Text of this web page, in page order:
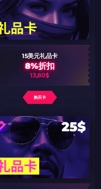
15美元礼品卡
8%折扣
13,80$
购买卡